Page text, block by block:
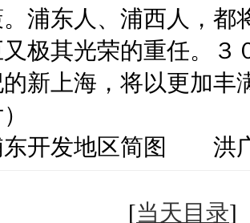
浦东人、浦西人，都
极其光荣的重任。３
的新上海，将以更加
东开发地区简图 洪
[当天目录